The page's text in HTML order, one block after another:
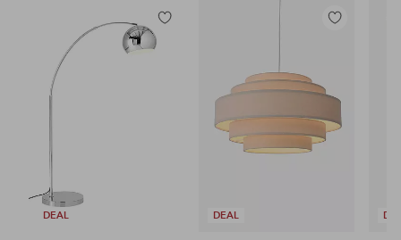
DEAL
Tilføj
til
DEAL
Tilføj